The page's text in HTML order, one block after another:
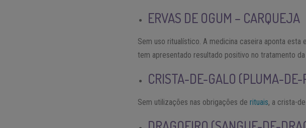
ERVAS DE OGUM – CARQUEJA
Sem uso ritualístico. A medicina caseira aponta
tem apresentado resultado positivo no tratamento
CRISTA-DE-GALO (PLUMA-DE-
Sem utilizações nas obrigações derituais, a crista-